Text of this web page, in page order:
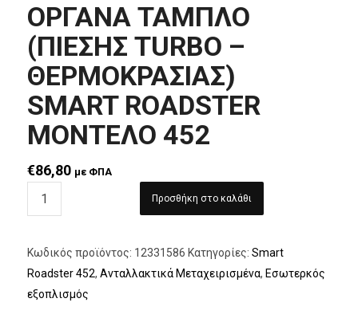
ΟΡΓΑΝΑ ΤΑΜΠΛΟ
(ΠΙΕΣΗΣ TURBO –
ΘΕΡΜΟΚΡΑΣΙΑΣ)
SMART ROADSTER
MΟΝΤΕΛΟ 452
€86,80 με ΦΠΑ
Προσθήκη στο καλάθι
Κωδικός προϊόντος: 12331586 Κατηγορίες: Smart
Roadster 452, Ανταλλακτικά Μεταχειρισμένα, Εσωτερκός
εξοπλισμός